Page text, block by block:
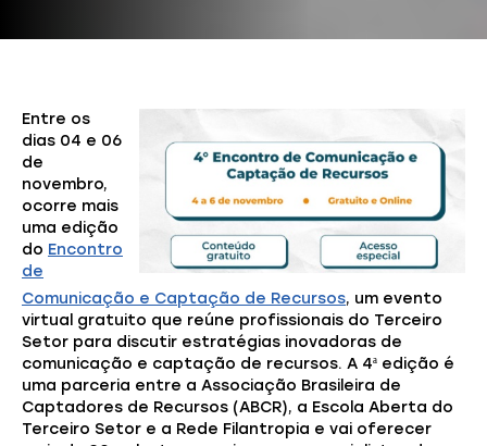
Entre os
dias 04 e 06
de
novembro,
ocorre mais
uma edição
do Encontro
de
Comunicação e Captação de Recursos, um evento
virtual gratuito que reúne profissionais do Terceiro
Setor para discutir estratégias inovadoras de
comunicação e captação de recursos. A 4ª edição é
uma parceria entre a Associação Brasileira de
Captadores de Recursos (ABCR), a Escola Aberta do
Terceiro Setor e a Rede Filantropia e vai oferecer